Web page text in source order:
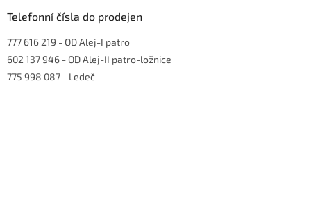
Telefonní čísla do prodejen
777 616 219 - OD Alej-I patro
602 137 946 - OD Alej-II patro-ložnice
775 998 087 - Ledeč